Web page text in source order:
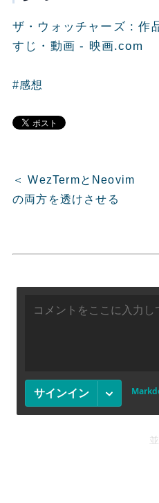
ザ・ウォッチャーズ : 作
すじ・動画 - 映画.com
#感想
＜ WezTermとNeovim
の両方を透けさせる